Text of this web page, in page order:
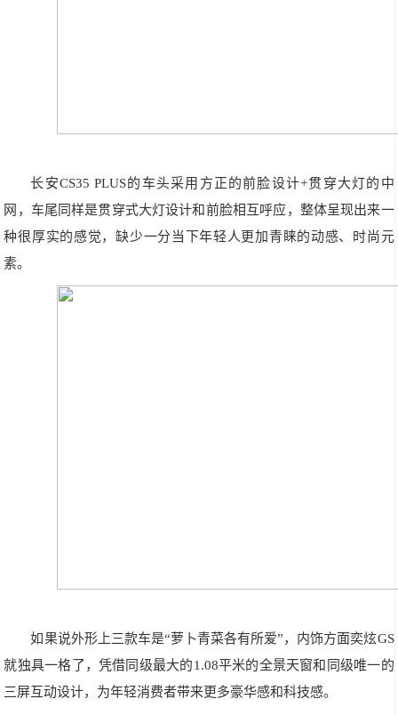
长安CS35 PLUS的车头采用方正的前脸设计+贯穿大灯的中
网，车尾同样是贯穿式大灯设计和前脸相互呼应，整体呈现出来一
种很厚实的感觉，缺少一分当下年轻人更加青睐的动感、时尚元
素。
如果说外形上三款车是“萝卜青菜各有所爱”，内饰方面奕炫GS
就独具一格了，凭借同级最大的1.08平米的全景天窗和同级唯一的
三屏互动设计，为年轻消费者带来更多豪华感和科技感。